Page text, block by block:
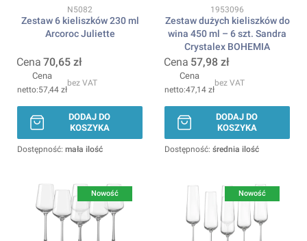
Kod produktu
N5082
Zestaw 6 kieliszków 230 ml
Arcoroc Juliette
Cena 70,65 zł
Cena
57,44 zł
bez VAT
DODAJ DO
KOSZYKA
Dostępność: mała ilość
Kod produktu
1953096
Zestaw dużych kieliszków do
wina 450 ml – 6 szt. Sandra
Crystalex BOHEMIA
Cena 57,98 zł
Cena
47,14 zł
bez VAT
DODAJ DO
KOSZYKA
Dostępność: średnia ilość
Nowość Nowość